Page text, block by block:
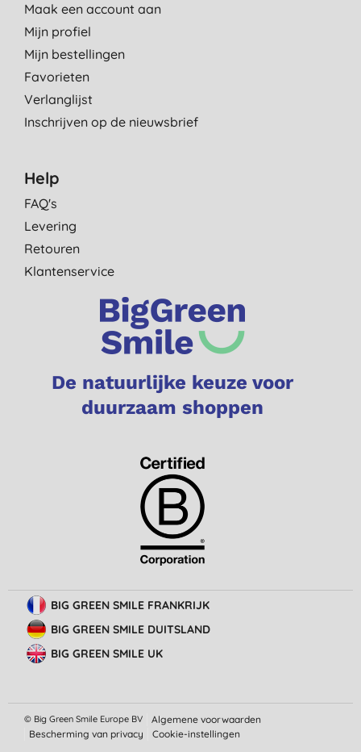
Maak een account aan
Mijn profiel
Mijn bestellingen
Favorieten
Verlanglijst
Inschrijven op de nieuwsbrief
Help
FAQ's
Levering
Retouren
Klantenservice
De natuurlijke keuze voor
duurzaam shoppen
BIG GREEN SMILE FRANKRIJK
BIG GREEN SMILE DUITSLAND
BIG GREEN SMILE UK
© Big Green Smile Europe BV
Algemene voorwaarden
Bescherming van privacy
Cookie-instellingen